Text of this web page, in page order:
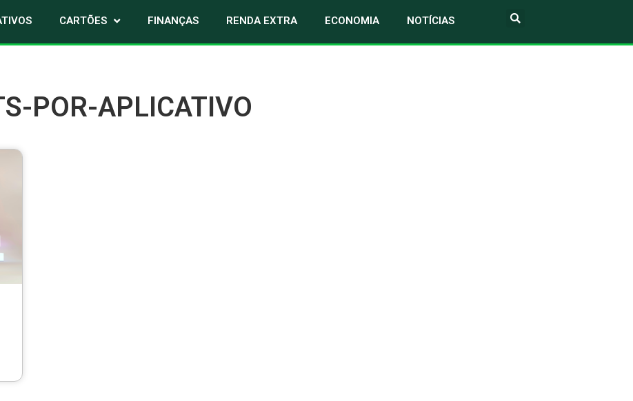
CARTÕES FINANÇAS RENDA EXTRA ECONOMIA NOTÍCIAS
POR-APLICATIVO